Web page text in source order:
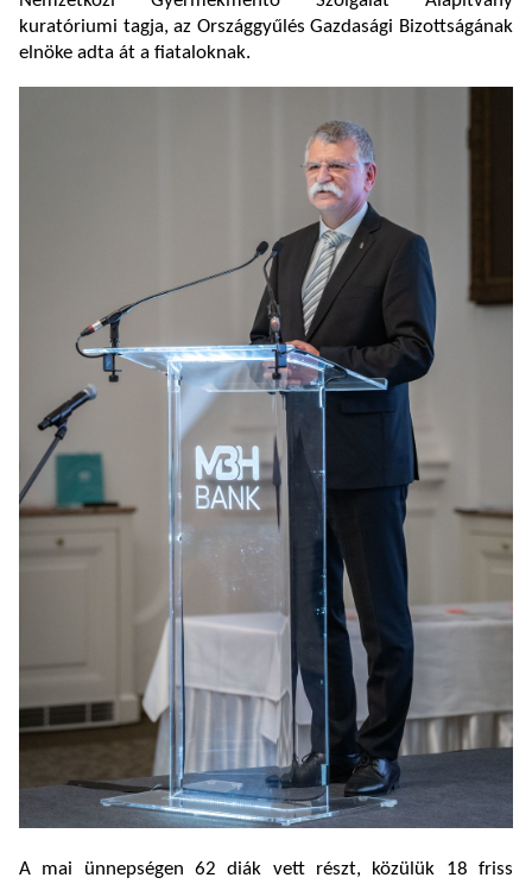
kuratóriumi tagja, az Országgyűlés Gazdasági Bizottságának
elnöke adta át a fiataloknak.
A mai ünnepségen 62 diák vett részt, közülük 18 friss